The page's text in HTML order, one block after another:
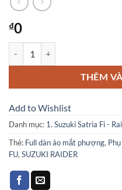
₫0
THÊM
Add to Wishlist
Danh mục: 1. Suzuki Satria Fi -
Thẻ: Full dàn áo mắt phượng,
FU,SUZUKI RAIDER